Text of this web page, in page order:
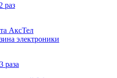
раз
электроники
раза